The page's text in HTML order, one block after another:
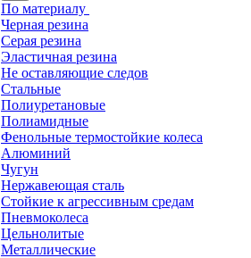
По материалу
Черная резина
Серая резина
Эластичная резина
Не оставляющие следов
Стальные
Полиуретановые
Полиамидные
Фенольные термостойкие колеса
Алюминий
Чугун
Нержавеющая сталь
Стойкие к агрессивным средам
Пневмоколеса
Цельнолитые
Металлические